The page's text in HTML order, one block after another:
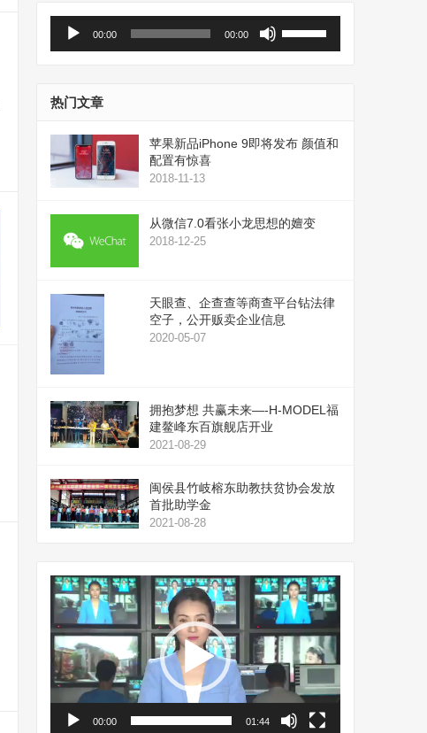
器
00:00 00:00
头
键
或
量。
热门文章
苹果新品iPhone 9即将发布 颜值和
配置有惊喜
2018-11-13
从微信7.0看张小龙思想的嬗变
2018-12-25
天眼查、企查查等商查平台钻法律
空子，公开贩卖企业信息
2020-05-07
拥抱梦想 共赢未来—-H-MODEL福
建鳌峰东百旗舰店开业
2021-08-29
闽侯县竹岐榕东助教扶贫协会发放
首批助学金
2021-08-28
视
频
播
放
器
00:00 01:44